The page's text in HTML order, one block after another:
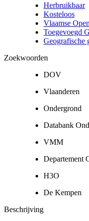
Herbruikbaar
Kosteloos
Vlaamse
Toegevoegd
Geografische
Zoekwoorden
DOV
Vlaanderen
Ondergrond
Databank
VMM
Departement
H3O
De Kempen
Beschrijving